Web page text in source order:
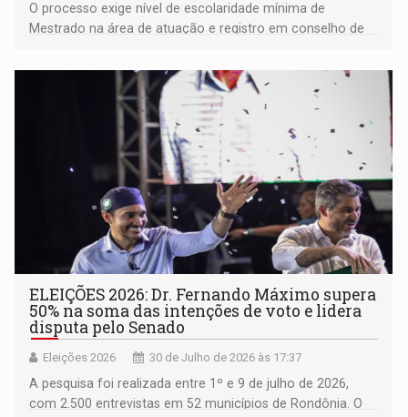
O processo exige nível de escolaridade mínima de
Mestrado na área de atuação e registro em conselho de
ELEIÇÕES 2026: Dr. Fernando Máximo supera
50% na soma das intenções de voto e lidera
disputa pelo Senado
Eleições 2026 30 de Julho de 2026 às 17:37
A pesquisa foi realizada entre 1º e 9 de julho de 2026,
com 2.500 entrevistas em 52 municípios de Rondônia. O